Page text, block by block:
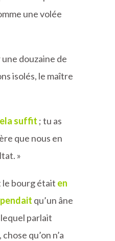
une volée
douzaine de
isolés, le maître
suffit ; tu as
que nous en
»
le bourg était en
qu’un âne
parlait
qu’on n’a